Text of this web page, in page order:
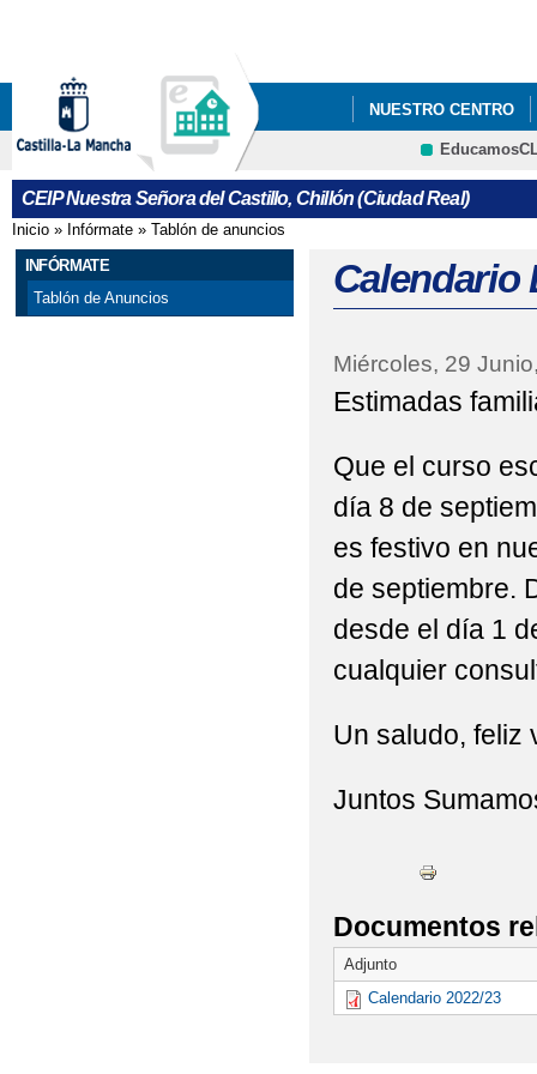
NUESTRO CENTRO
ADMISIÓN 2022/2023
AYUDA DE LIBROS
HISTORIA "UNA
INFORMACIÓN
NATURALIZA
PROYECTO DE
RECOMENDACIONES
CRFP
CEIP Nuestra Señora del Castillo, Chillón (Ciudad Real)
Se encuentra usted aquí
Inicio » Infórmate » Tablón de anuncios
INFÓRMATE
Tablón de Anuncios
Calendario
Miércoles, 29
Estimadas
Que el curso
día 8 de
es festivo en
de septiembre.
desde el día 1
cualquier
Un saludo, feliz
Juntos
Documentos
Adjunto
Calendario 2022/23